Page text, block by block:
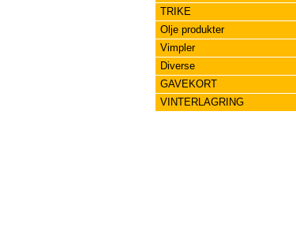
TRIKE
Olje produkter
Vimpler
Diverse
GAVEKORT
VINTERLAGRING